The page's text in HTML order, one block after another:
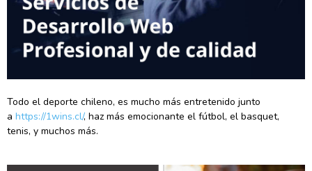
Todo el deporte chileno, es mucho más entretenido junto
a https://1wins.cl/, haz más emocionante el fútbol, el basquet,
tenis, y muchos más.